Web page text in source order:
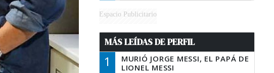
Espacio Publicitario
MÁS LEÍDAS DE PERFIL
1
MURIÓ JORGE MESSI, EL PAPÁ DE
LIONEL MESSI